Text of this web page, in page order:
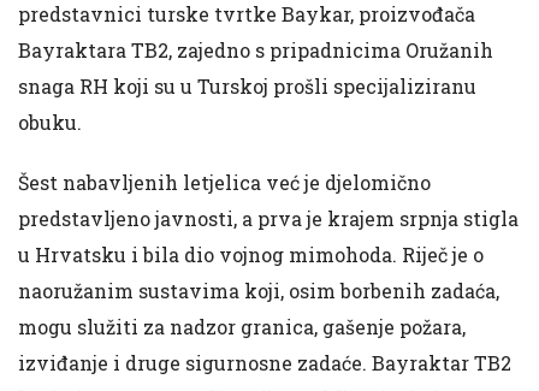
predstavnici turske tvrtke Baykar, proizvođača
Bayraktara TB2, zajedno s pripadnicima Oružanih
snaga RH koji su u Turskoj prošli specijaliziranu
obuku.
Šest nabavljenih letjelica već je djelomično
predstavljeno javnosti, a prva je krajem srpnja stigla
u Hrvatsku i bila dio vojnog mimohoda. Riječ je o
naoružanim sustavima koji, osim borbenih zadaća,
mogu služiti za nadzor granica, gašenje požara,
izviđanje i druge sigurnosne zadaće. Bayraktar TB2